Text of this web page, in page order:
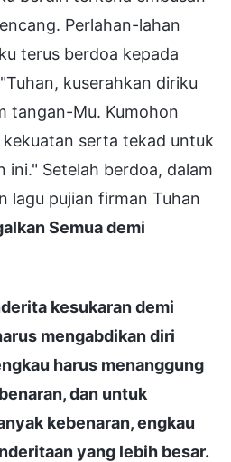
Perlahan-lahan
terus berdoa kepada
kuserahkan diriku
tangan-Mu. Kumohon
serta tekad untuk
ini." Setelah berdoa, dalam
lagu pujian firman Tuhan
Semua demi
kesukaran demi
mengabdikan diri
harus menanggung
dan untuk
kebenaran, engkau
yang lebih besar.